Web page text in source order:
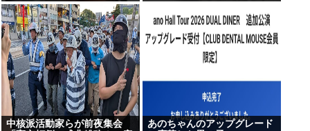
中核派活動家らが前夜集会
あのちゃんのアップグレード